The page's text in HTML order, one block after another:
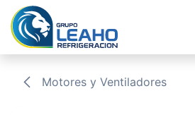
Ir al contenido
Motores y Ventiladores